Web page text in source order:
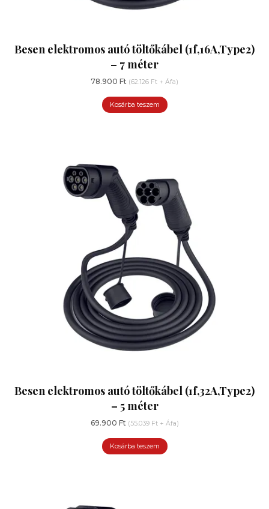
Besen elektromos autó töltőkábel (1f,16A,Type2)
– 7 méter
78.900 Ft (62.126 Ft + Áfa)
Kosárba teszem
Besen elektromos autó töltőkábel (1f,32A,Type2)
– 5 méter
69.900 Ft (55.039 Ft+ Áfa)
Kosárba teszem